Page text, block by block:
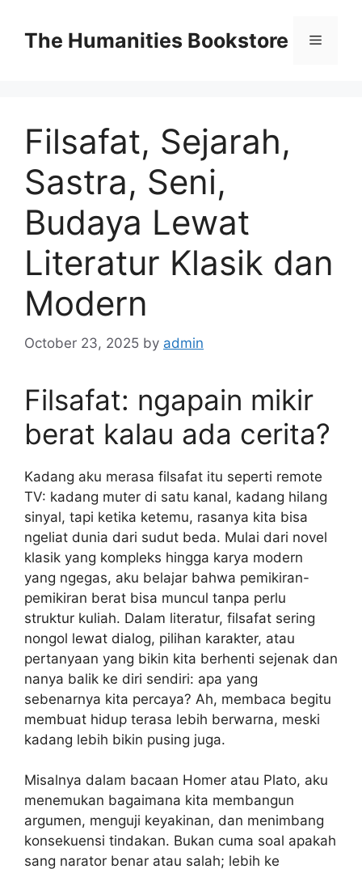
contentThe Humanities Bookstore Menu
Filsafat, Sejarah,
Sastra, Seni,
Budaya Lewat
Literatur Klasik dan
Modern
October 23, 2025 by admin
Filsafat: ngapain mikir
berat kalau ada cerita?
Kadang aku merasa filsafat itu seperti remote
TV: kadang muter di satu kanal, kadang hilang
sinyal, tapi ketika ketemu, rasanya kita bisa
ngeliat dunia dari sudut beda. Mulai dari novel
klasik yang kompleks hingga karya modern
yang ngegas, aku belajar bahwa pemikiran-
pemikiran berat bisa muncul tanpa perlu
struktur kuliah. Dalam literatur, filsafat sering
nongol lewat dialog, pilihan karakter, atau
pertanyaan yang bikin kita berhenti sejenak dan
nanya balik ke diri sendiri: apa yang
sebenarnya kita percaya? Ah, membaca begitu
membuat hidup terasa lebih berwarna, meski
kadang lebih bikin pusing juga.
Misalnya dalam bacaan Homer atau Plato, aku
menemukan bagaimana kita membangun
argumen, menguji keyakinan, dan menimbang
konsekuensi tindakan. Bukan cuma soal apakah
sang narator benar atau salah; lebih ke